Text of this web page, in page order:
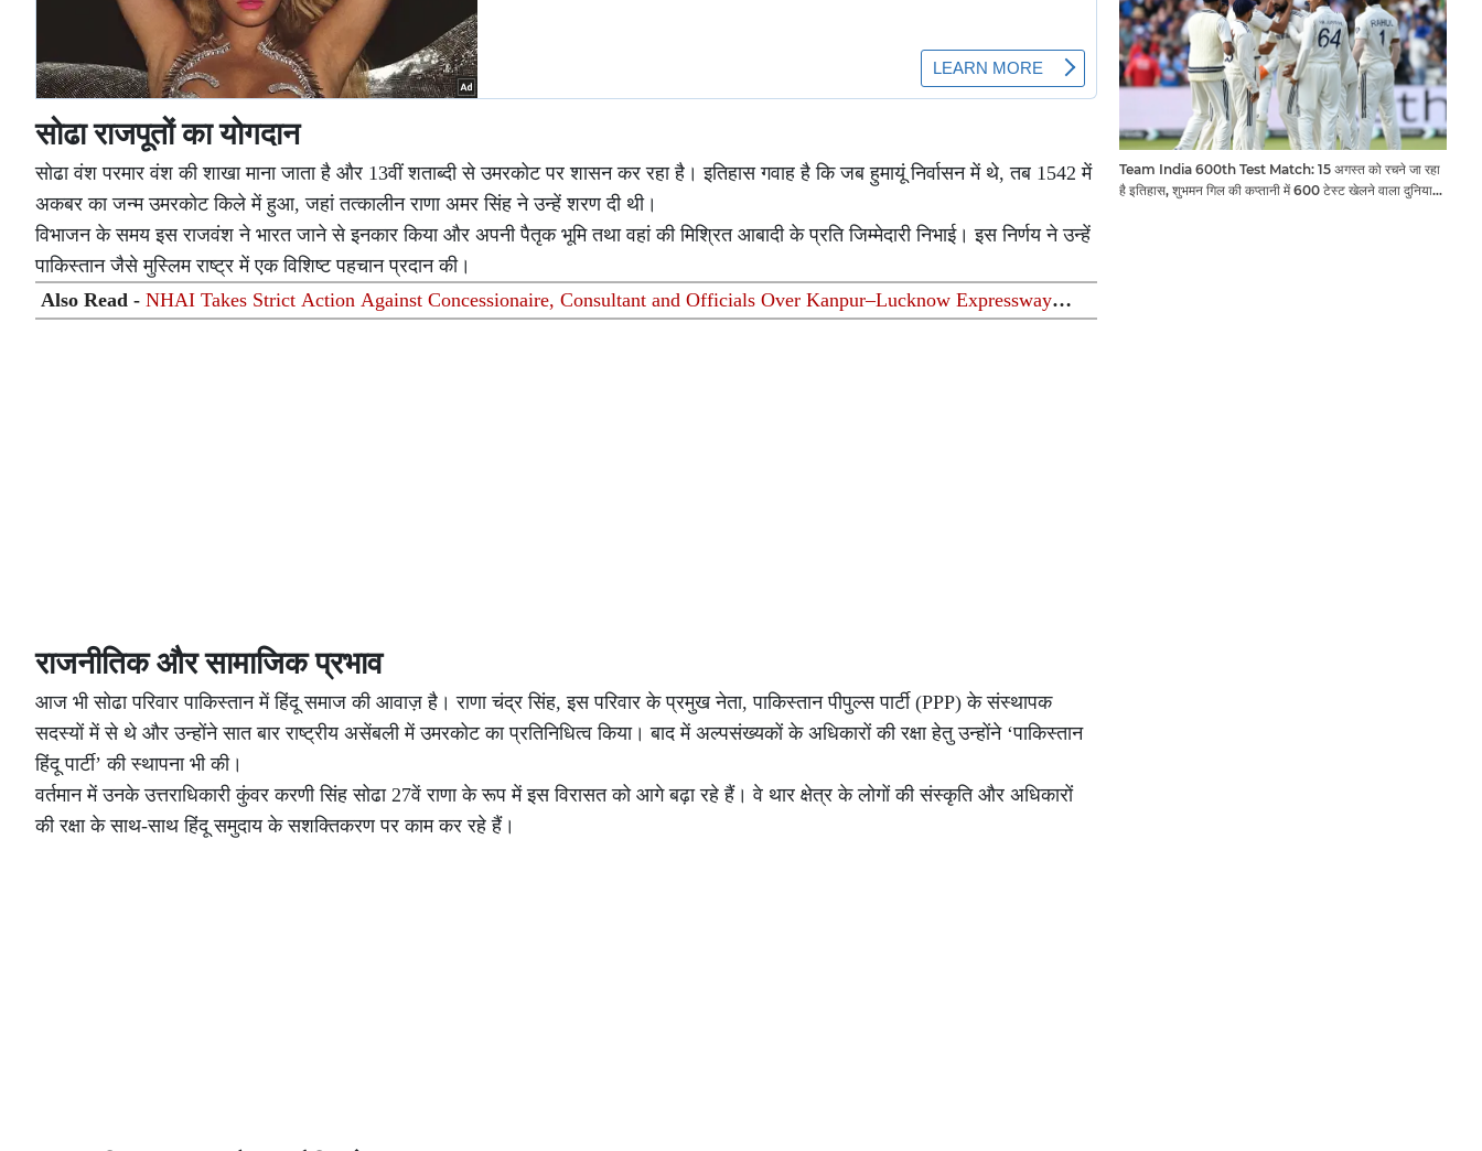
सोढा राजपूतों का योगदान
सोढा वंश परमार वंश की शाखा माना जाता है और 13वीं शताब्दी से उमरकोट पर शासन कर रहा है। इतिहास गवाह है कि जब हुमायूं निर्वासन में थे, तब 1542 में
अकबर का जन्म उमरकोट किले में हुआ, जहां तत्कालीन राणा अमर सिंह ने उन्हें शरण दी थी।
विभाजन के समय इस राजवंश ने भारत जाने से इनकार किया और अपनी पैतृक भूमि तथा वहां की मिश्रित आबादी के प्रति जिम्मेदारी निभाई। इस निर्णय ने उन्हें
पाकिस्तान जैसे मुस्लिम राष्ट्र में एक विशिष्ट पहचान प्रदान की।
Also Read - NHAI Takes Strict Action Against Concessionaire, Consultant and Officials Over Kanpur–Lucknow Expressway
Issues
राजनीतिक और सामाजिक प्रभाव
आज भी सोढा परिवार पाकिस्तान में हिंदू समाज की आवाज़ है। राणा चंद्र सिंह, इस परिवार के प्रमुख नेता, पाकिस्तान पीपुल्स पार्टी (PPP) के संस्थापक
सदस्यों में से थे और उन्होंने सात बार राष्ट्रीय असेंबली में उमरकोट का प्रतिनिधित्व किया। बाद में अल्पसंख्यकों के अधिकारों की रक्षा हेतु उन्होंने ‘पाकिस्तान
हिंदू पार्टी’ की स्थापना भी की।
वर्तमान में उनके उत्तराधिकारी कुंवर करणी सिंह सोढा 27वें राणा के रूप में इस विरासत को आगे बढ़ा रहे हैं। वे थार क्षेत्र के लोगों की संस्कृति और अधिकारों
की रक्षा के साथ-साथ हिंदू समुदाय के सशक्तिकरण पर काम कर रहे हैं।
Team India 600th Test Match: 15 अगस्त को रचने जा रहा
है इतिहास, शुभमन गिल की कप्तानी में 600 टेस्ट खेलने वाला दुनिया